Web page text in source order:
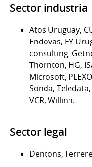
Sector industria
Atos Uruguay,
Endovas, EY
consulting,
Thornton, HG,
Microsoft,
Sonda,
VCR, Willinn.
Sector legal
Dentons,